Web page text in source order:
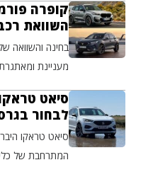
השוואת
בחינה והשוואה
מעניינת
סיאט
לבחור
סיאט טראקו
המתרחבת של